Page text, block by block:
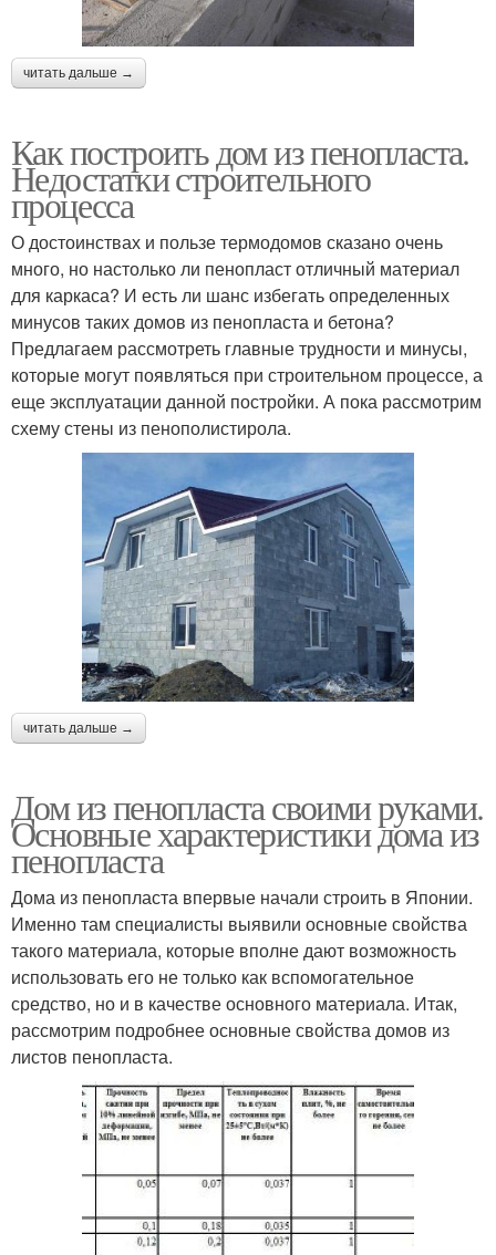
читать дальше →
Как построить дом из пенопласта.
Недостатки строительного
процесса
О достоинствах и пользе термодомов сказано очень
много, но настолько ли пенопласт отличный материал
для каркаса? И есть ли шанс избегать определенных
минусов таких домов из пенопласта и бетона?
Предлагаем рассмотреть главные трудности и минусы,
которые могут появляться при строительном процессе, а
еще эксплуатации данной постройки. А пока рассмотрим
схему стены из пенополистирола.
читать дальше →
Дом из пенопласта своими руками.
Основные характеристики дома из
пенопласта
Дома из пенопласта впервые начали строить в Японии.
Именно там специалисты выявили основные свойства
такого материала, которые вполне дают возможность
использовать его не только как вспомогательное
средство, но и в качестве основного материала. Итак,
рассмотрим подробнее основные свойства домов из
листов пенопласта.